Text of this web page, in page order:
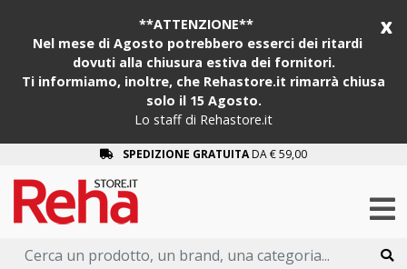
x
**ATTENZIONE**
Nel mese di Agosto potrebbero esserci dei ritardi
dovuti alla chiusura estiva dei fornitori.
Ti informiamo, inoltre, che Rehastore.it rimarrà chiusa
solo il 15 Agosto.
Lo staff di Rehastore.it
SPEDIZIONE GRATUITADA € 59,00